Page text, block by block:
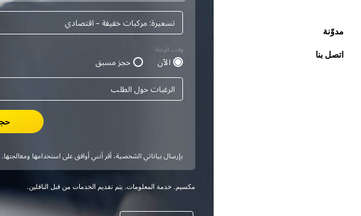
مدوّنة
اتصل بنا
مكسيم. خدمة المعلومات. يتم تقديم الخدمات من قبل الناقلين.